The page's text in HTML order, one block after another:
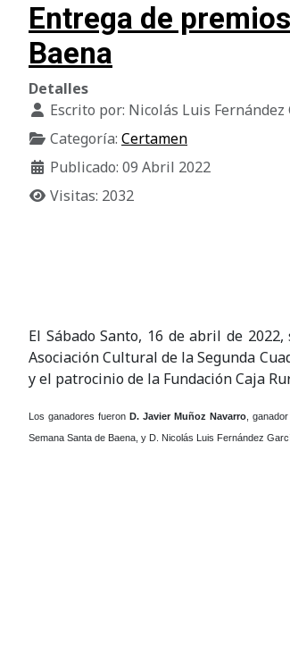
Entrega de
Baena
Detalles
Escrito por: Nicolás Luis Fernández
Categoría: Certamen
Publicado: 09 Abril 2022
Visitas: 2032
El Sábado Santo, 16 de abril de
Asociación Cultural de la Segunda
y el patrocinio de la Fundación Caja
Los ganadores fueronD. Javier Muñoz Navarro ,
Semana Santa de Baena, y D. Nicolás Luis Fernández